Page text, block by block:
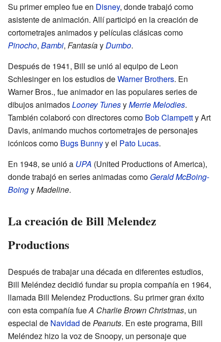
Su primer empleo fue en Disney, donde trabajó como
asistente de animación. Allí participó en la creación de
cortometrajes animados y películas clásicas como
Pinocho, Bambi, FantasíayDumbo.
Después de 1941, Bill se unió al equipo de Leon
Schlesinger en los estudios deWarner Brothers. En
Warner Bros., fue animador en las populares series de
dibujos animadosLooney TunesyMerrie Melodies.
También colaboró con directores como Bob Clampetty Art
Davis, animando muchos cortometrajes de personajes
icónicos como Bugs Bunnyy el Pato Lucas.
En 1948, se unió a UPA (United Productions of America),
donde trabajó en series animadas como Gerald McBoing-
BoingyMadeline.
La creación de Bill Melendez
Productions
Después de trabajar una década en diferentes estudios,
Bill Meléndez decidió fundar su propia compañía en 1964,
llamada Bill Melendez Productions. Su primer gran éxito
con esta compañía fueA Charlie Brown Christmas, un
especial de Navidad dePeanuts. En este programa, Bill
Meléndez hizo la voz de Snoopy, un personaje que